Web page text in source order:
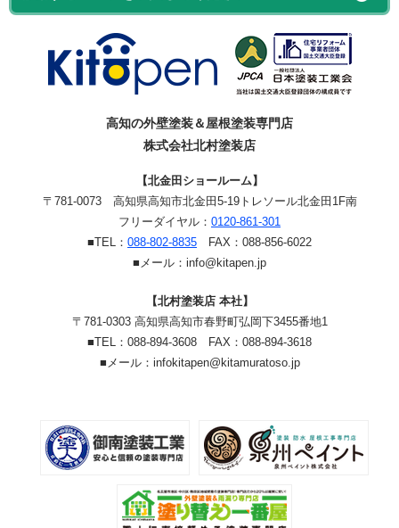
高知の外壁塗装＆屋根塗装専門店
株式会社北村塗装店
【北金田ショールーム】
〒781-0073 高知県高知市北金田5-19トレソール北金田1F南
フリーダイヤル： 0120-861-301
■TEL： 088-802-8835 FAX：088-856-6022
■メール：info@kitapen.jp
【北村塗装店 本社】
〒781-0303 高知県高知市春野町弘岡下3455番地1
■TEL：088-894-3608 FAX：088-894-3618
■メール：infokitapen@kitamuratoso.jp